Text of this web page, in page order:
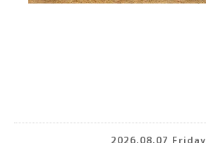
2026.08.07 Friday